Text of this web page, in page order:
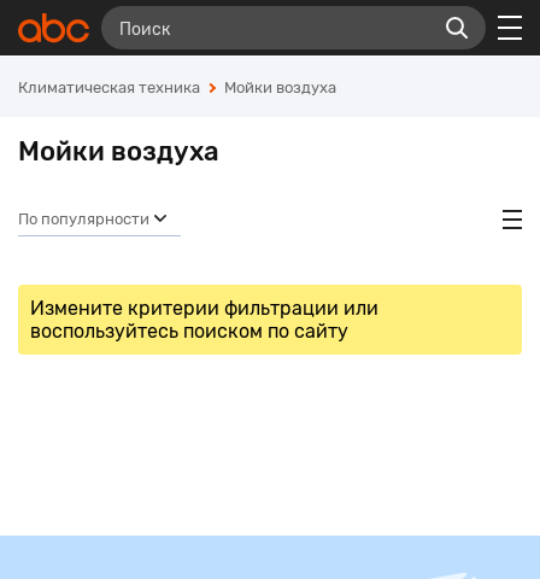
Климатическая техника Мойки воздуха
Мойки воздуха
По популярности
Измените критерии фильтрации или
воспользуйтесь поиском по сайту